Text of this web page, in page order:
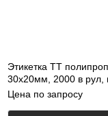
Этикетка ТТ
30х20мм, 2000 в рул,
Цена по запросу